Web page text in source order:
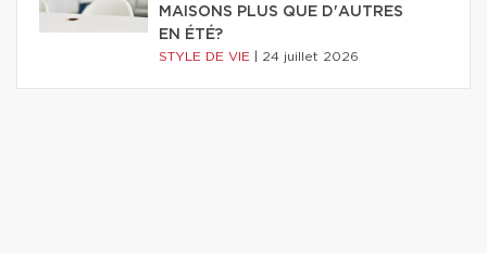
MAISONS PLUS QUE D'AUTRES
EN ÉTÉ?
STYLE DE VIE 24 juillet 2026